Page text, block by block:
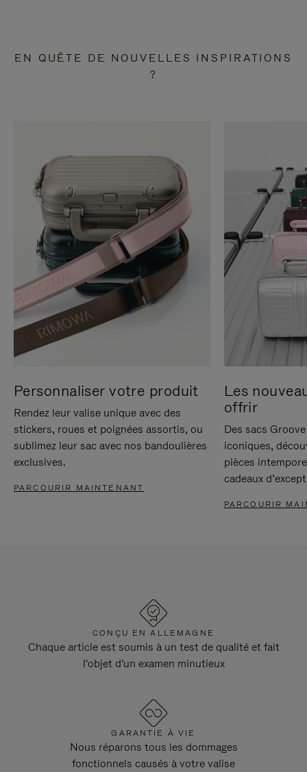
EN QUÊTE DE NOUVELLES INSPIRATIONS
?
Personnaliser votre produit
Rendez leur valise unique avec des
stickers, roues et poignées assortis, ou
sublimez leur sac avec nos bandoulières
exclusives.
PARCOURIR MAINTENANT
Les
offrir
Des sacs
iconiques,
pièces
cadeaux
PARCOURIR
CONÇU EN ALLEMAGNE
Chaque article est soumis à un test de qualité et fait
l'objet d'un examen minutieux
GARANTIE À VIE
Nous réparons tous les dommages
fonctionnels causés à votre valise